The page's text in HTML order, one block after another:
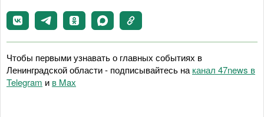
Чтобы первыми узнавать о главных событиях в
Ленинградской области - подписывайтесь на канал 47news в
Telegram и в Maх